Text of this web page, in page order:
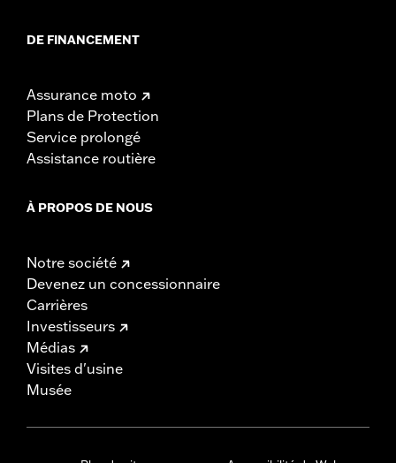
DE FINANCEMENT
Assurance moto
Plans de Protection
Service prolongé
Assistance routière
À PROPOS DE NOUS
Notre société
Devenez un concessionnaire
Carrières
Investisseurs
Médias
Visites d'usine
Musée